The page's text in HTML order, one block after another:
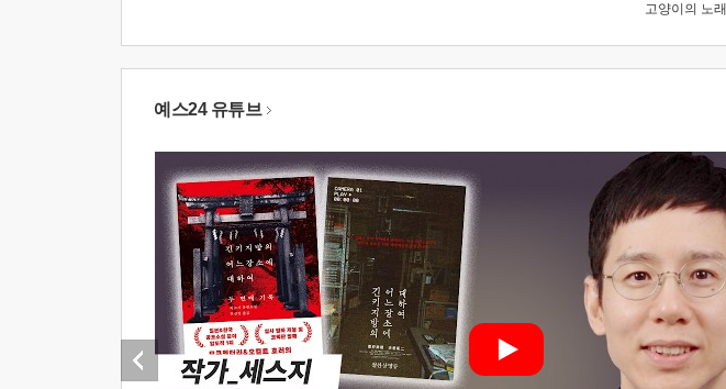
고양이의 노래
예스24 유튜브